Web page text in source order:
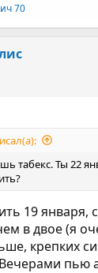
70
табекс. Ты 22
19 января,
в двое (я
крепких
пью